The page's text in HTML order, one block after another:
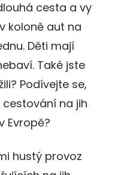
cesta a vy
koloně aut na
Děti mají
Také jste
Podívejte se,
na jih
Evropě?
hustý provoz